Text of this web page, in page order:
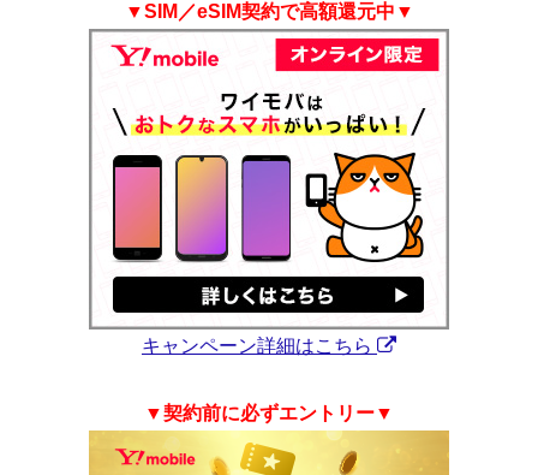
▼SIM／eSIM契約で高額還元中▼
キャンペーン詳細はこちら
▼契約前に必ずエントリー▼